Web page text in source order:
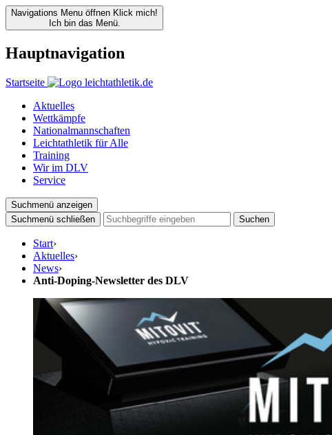
Navigations Menu öffnen Klick mich!
Ich bin das Menü.
Hauptnavigation
Startseite
Aktuelles
Wettkämpfe
Nationalmannschaften
Leichtathletik für Alle
Training
Wir im DLV
Service
Suchmenü anzeigen
Suchmenü schließen
Suchen
Start›
Aktuelles›
News›
Anti-Doping-Newsletter des DLV